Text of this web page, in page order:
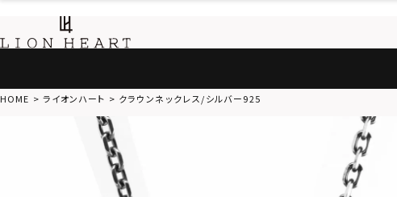
HOME ライオンハート クラウンネックレス/シルバー925